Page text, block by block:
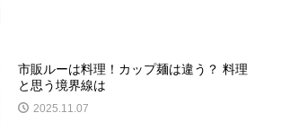
市販ルーは料理！カップ麺は違う？ 料理
と思う境界線は
2025.11.07